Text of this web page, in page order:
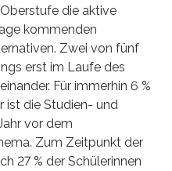
die aktive
kommenden
Zwei von fünf
erst im Laufe des
Für immerhin 6 %
ist die Studien- und
vor dem
Zum Zeitpunkt der
27 % der Schülerinnen